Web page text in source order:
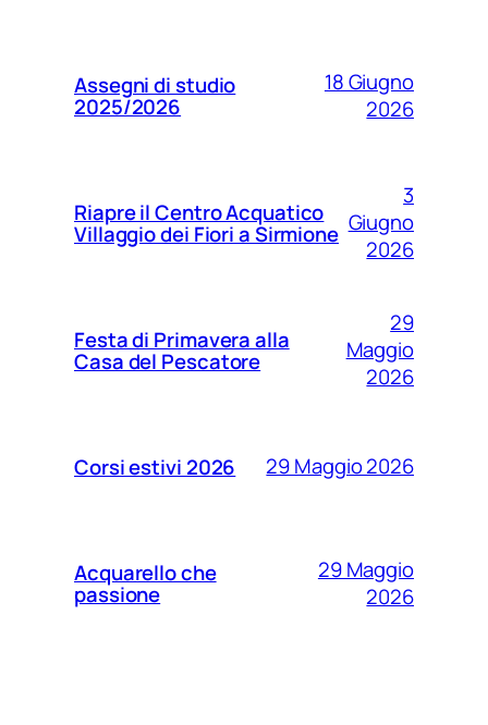
Assegni di studio
2025/2026
18 Giugno
2026
Riapre il Centro Acquatico
Villaggio dei Fiori a Sirmione
3
Giugno
2026
Festa di Primavera alla
Casa del Pescatore
29
Maggio
2026
Corsi estivi 2026 29 Maggio 2026
Acquarello che
passione
29 Maggio
2026